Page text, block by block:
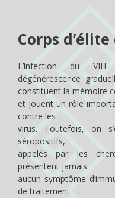
Corps
L’infection du VIH
dégénérescence
constituent la mémoire
et jouent un rôle
contre les
virus. Toutefois, on
séropositifs,
appelés par les
présentent jamais
aucun symptôme
de traitement.